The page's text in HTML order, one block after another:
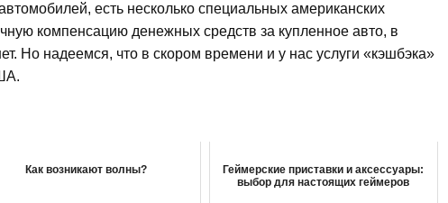
есть несколько специальных американских
компенсацию денежных средств за купленное авто, в
Но надеемся, что в скором времени и у нас услуги «кэшбэка»
Как возникают волны?
Геймерские приставки и аксессуары:
выбор для настоящих геймеров